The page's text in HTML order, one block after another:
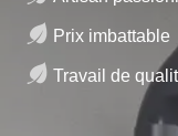
Prix imbattable
Travail de